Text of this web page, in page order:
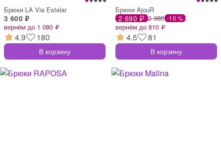
Брюки LA Via Estelar
3 600 ₽
вернём до 1 080 ₽
4.9 180
В корзину
Брюки AjouR
2 690 ₽ 2 980 -10 %
вернём до 810 ₽
4.5 81
В корзину